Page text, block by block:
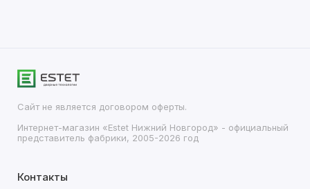
Сайт не является договором оферты.
Интернет-магазин «Estet Нижний Новгород» - официальный
представитель фабрики, 2005-2026 год
Контакты